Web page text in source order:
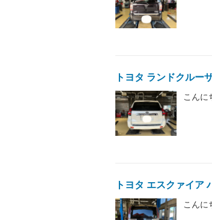
トヨタ ランドクルー
こんに
トヨタ エスクァイア
こんに